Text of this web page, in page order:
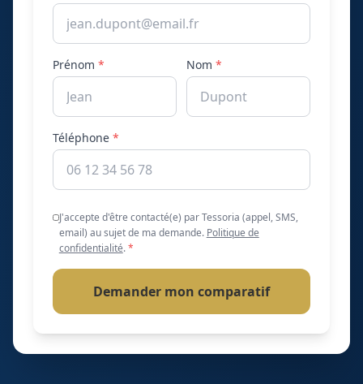
Prénom * Nom *
Téléphone *
J'accepte d'être contacté(e) par Tessoria (appel, SMS,
email) au sujet de ma demande. Politique de
confidentialité.*
Demander mon comparatif